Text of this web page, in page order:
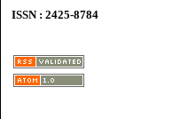
ISSN : 2425-8784